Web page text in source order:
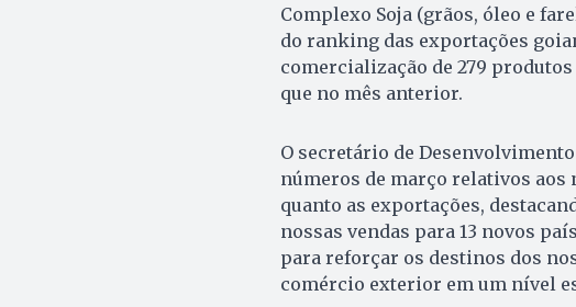
Complexo Soja (grãos, óleo e
do ranking das exportações
comercialização de 279 produtos
que no mês anterior.
O secretário de
números de março relativos aos
quanto as exportações,
nossas vendas para 13 novos
para reforçar os destinos dos
comércio exterior em um nível